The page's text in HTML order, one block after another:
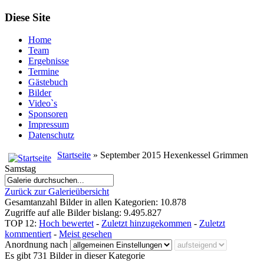
Diese Site
Home
Team
Ergebnisse
Termine
Gästebuch
Bilder
Video`s
Sponsoren
Impressum
Datenschutz
Startseite » September 2015 Hexenkessel Grimmen
Samstag
Zurück zur Galerieübersicht
Gesamtanzahl Bilder in allen Kategorien: 10.878
Zugriffe auf alle Bilder bislang: 9.495.827
TOP 12: Hoch bewertet- Zuletzt hinzugekommen - Zuletzt
kommentiert- Meist gesehen
Anordnung nach
Es gibt 731 Bilder in dieser Kategorie